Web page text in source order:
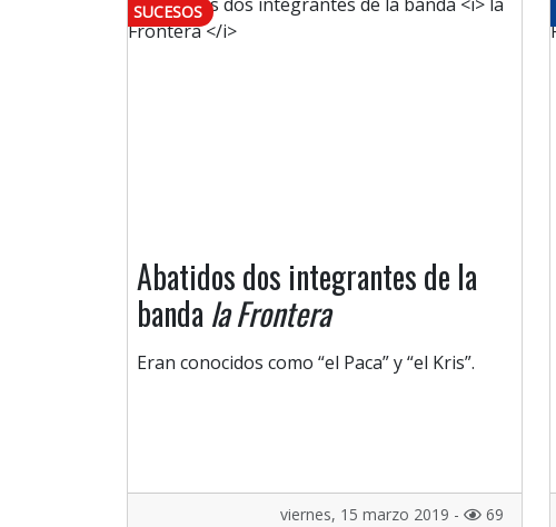
SUCESOS
Abatidos dos integrantes de la
bandala Frontera
Eran conocidos como “el Paca” y “el Kris”.
viernes, 15 marzo 2019 - 69